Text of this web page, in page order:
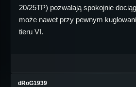
20/25TP) pozwalają spokojnie
może nawet przy pewnym
tieru VI.
dRoG1939